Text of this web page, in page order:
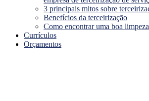
3 principais mitos sobre
Benefícios da terceirização
Como encontrar uma boa
Currículos
Orçamentos